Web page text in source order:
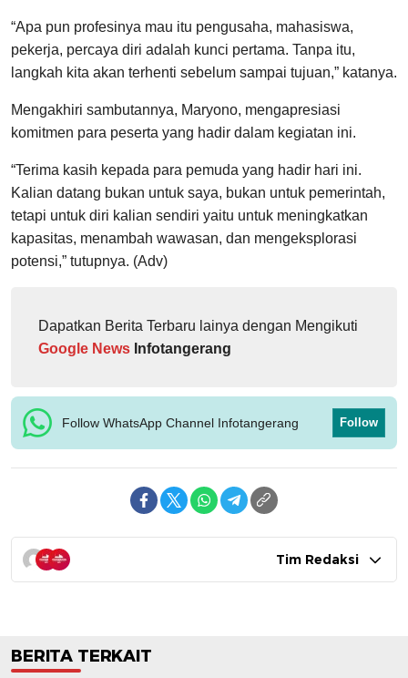
“Apa pun profesinya mau itu pengusaha, mahasiswa,
pekerja, percaya diri adalah kunci pertama. Tanpa itu,
langkah kita akan terhenti sebelum sampai tujuan,” katanya.
Mengakhiri sambutannya, Maryono, mengapresiasi
komitmen para peserta yang hadir dalam kegiatan ini.
“Terima kasih kepada para pemuda yang hadir hari ini.
Kalian datang bukan untuk saya, bukan untuk pemerintah,
tetapi untuk diri kalian sendiri yaitu untuk meningkatkan
kapasitas, menambah wawasan, dan mengeksplorasi
potensi,” tutupnya. (Adv)
Dapatkan Berita Terbaru lainya dengan Mengikuti
Google News Infotangerang
Follow WhatsApp Channel Infotangerang Follow
Tim Redaksi
BERITA TERKAIT